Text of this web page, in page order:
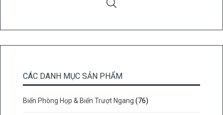
CÁC DANH MỤC SẢN PHẨM
Biển Phòng Họp & Biển Trượt Ngang (76)